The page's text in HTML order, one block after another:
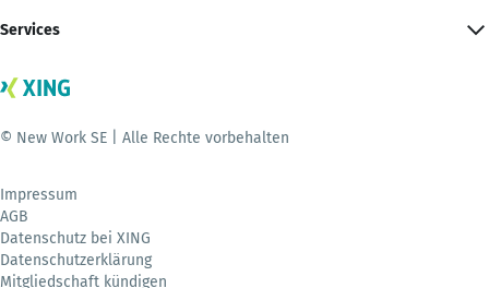
Services
© New Work SE | Alle Rechte vorbehalten
Impressum
AGB
Datenschutz bei XING
Datenschutzerklärung
Mitgliedschaft kündigen